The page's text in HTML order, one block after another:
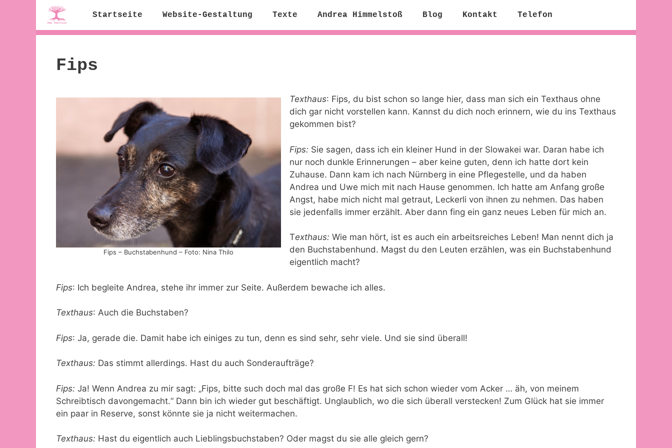
Startseite Website-Gestaltung Texte Andrea Himmelstoß Blog Kontakt Telefon
Fips
Fips – Buchstabenhund – Foto: Nina Thilo
Texthaus: Fips, du bist schon so lange hier, dass man sich ein Texthaus ohne
dich gar nicht vorstellen kann. Kannst du dich noch erinnern, wie du ins Texthaus
gekommen bist?
Fips: Sie sagen, dass ich ein kleiner Hund in der Slowakei war. Daran habe ich
nur noch dunkle Erinnerungen – aber keine guten, denn ich hatte dort kein
Zuhause. Dann kam ich nach Nürnberg in eine Pflegestelle, und da haben
Andrea und Uwe mich mit nach Hause genommen. Ich hatte am Anfang große
Angst, habe mich nicht mal getraut, Leckerli von ihnen zu nehmen. Das haben
sie jedenfalls immer erzählt. Aber dann fing ein ganz neues Leben für mich an.
Texthaus: Wie man hört, ist es auch ein arbeitsreiches Leben! Man nennt dich ja
den Buchstabenhund. Magst du den Leuten erzählen, was ein Buchstabenhund
eigentlich macht?
Fips: Ich begleite Andrea, stehe ihr immer zur Seite. Außerdem bewache ich alles.
Texthaus: Auch die Buchstaben?
Fips: Ja, gerade die. Damit habe ich einiges zu tun, denn es sind sehr, sehr viele. Und sie sind überall!
Texthaus: Das stimmt allerdings. Hast du auch Sonderaufträge?
Fips: Ja! Wenn Andrea zu mir sagt: „Fips, bitte such doch mal das große F! Es hat sich schon wieder vom Acker … äh, von meinem
Schreibtisch davongemacht.“ Dann bin ich wieder gut beschäftigt. Unglaublich, wo die sich überall verstecken! Zum Glück hat sie immer
ein paar in Reserve, sonst könnte sie ja nicht weitermachen.
Texthaus: Hast du eigentlich auch Lieblingsbuchstaben? Oder magst du sie alle gleich gern?